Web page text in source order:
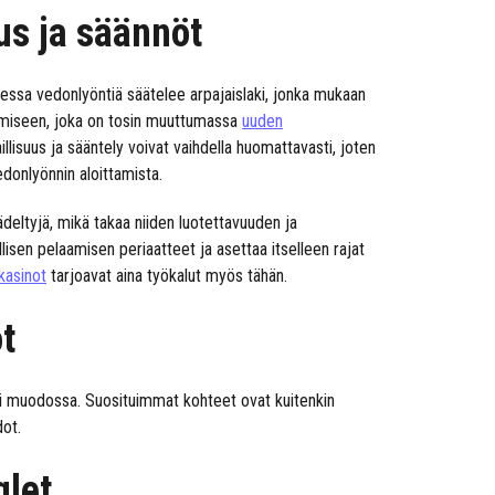
ja säännöt
vedonlyöntiä säätelee arpajaislaki, jonka mukaan
joka on tosin muuttumassa uuden
ja sääntely voivat vaihdella huomattavasti, joten
aloittamista.
mikä takaa niiden luotettavuuden ja
pelaamisen periaatteet ja asettaa itselleen rajat
tarjoavat aina työkalut myös tähän.
Suosituimmat kohteet ovat kuitenkin